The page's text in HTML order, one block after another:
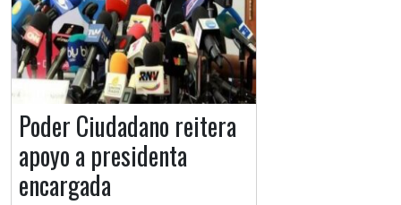
Poder Ciudadano reitera
apoyo a presidenta
encargada